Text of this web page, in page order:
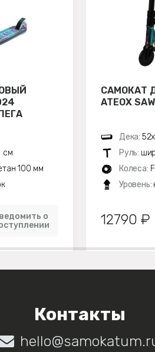
см
100 мм
о
САМОКАТ
ATEOX
Дека:
Руль:
Колеса:
Уровень:
12790 ₽
Контакты